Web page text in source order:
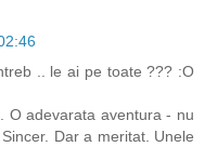
.. le ai pe toate ??? :O
O adevarata aventura - nu
Dar a meritat. Unele